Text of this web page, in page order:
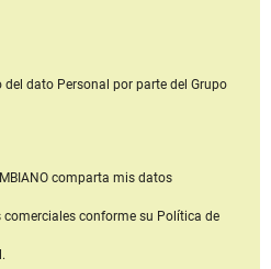
dato Personal por parte del Grupo
comparta mis datos
comerciales conforme su Política de